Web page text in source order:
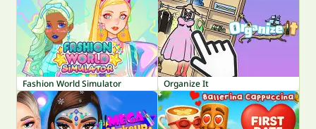
Fashion World Simulator Organize It